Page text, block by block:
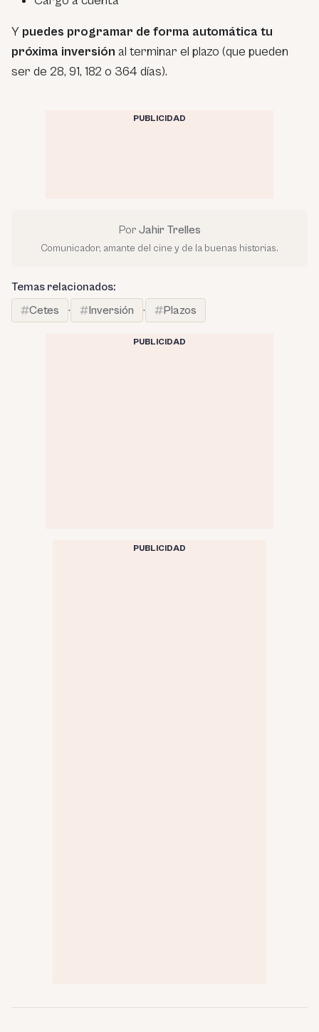
Y puedes programar de forma automática tu
próxima inversión al terminar el plazo (que pueden
ser de 28, 91, 182 o 364 días).
PUBLICIDAD
Por Jahir Trelles
Comunicador, amante del cine y de la buenas historias.
Temas relacionados:
Cetes
· Inversión · Plazos
PUBLICIDAD
PUBLICIDAD